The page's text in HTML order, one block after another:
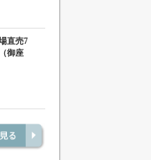
直売7
御座